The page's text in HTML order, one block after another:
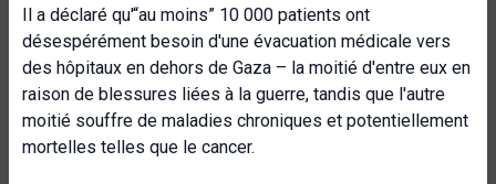
Il a déclaré qu'“au moins” 10 000 patients ont
désespérément besoin d'une évacuation médicale vers
des hôpitaux en dehors de Gaza – la moitié d'entre eux en
raison de blessures liées à la guerre, tandis que l'autre
moitié souffre de maladies chroniques et potentiellement
mortelles telles que le cancer.